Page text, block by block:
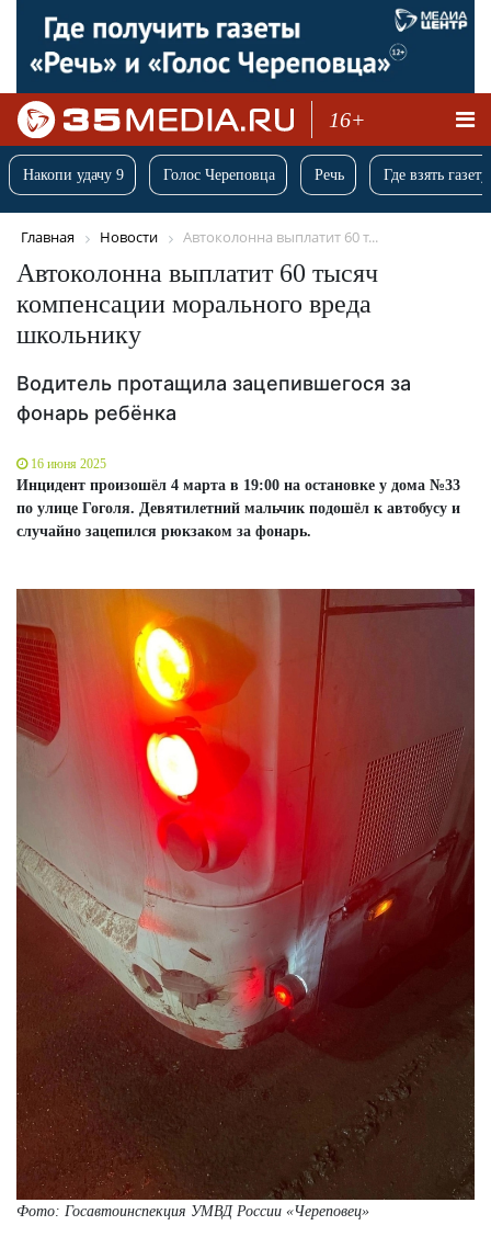
16+
Накопи удачу 9 Голос Череповца Речь Где взять
Главная Новости Автоколонна выплатит 60 т...
Автоколонна выплатит 60 тысяч
компенсации морального вреда
школьнику
Водитель протащила зацепившегося за
фонарь ребёнка
16 июня 2025
Инцидент произошёл 4 марта в 19:00 на остановке у дома №33
по улице Гоголя. Девятилетний мальчик подошёл к автобусу и
случайно зацепился рюкзаком за фонарь.
Фото: Госавтоинспекция УМВД России «Череповец»